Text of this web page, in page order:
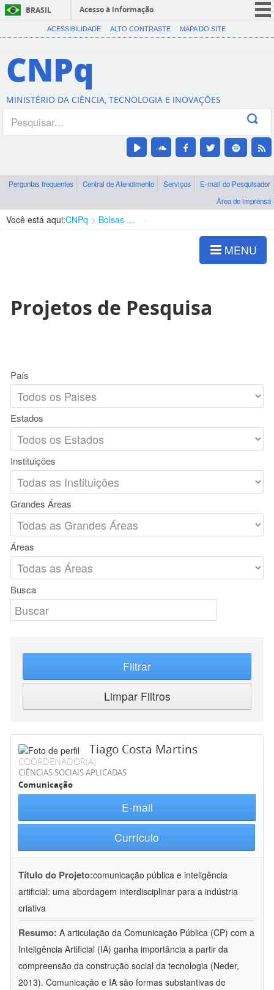
BRASIL
Acesso à informação
CORONAVÍRUS (COVID-19)
Canais
ACESSIBILIDADE ALTO CONTRASTE MAPA DO SITE
CNPq
MINISTÉRIO DA CIÊNCIA, TECNOLOGIA E INOVAÇÕES
Perguntas frequentes Central de Atendimento Serviços
E-mail do Pesquisador
Área de imprensa
Você está aqui:CNPq Bolsas e Auxílios Vigentes
MENU
Projetos de Pesquisa
País
Estados
Instituições
Grandes Áreas
Áreas
Busca
Filtrar
Limpar Filtros
Tiago Costa Martins
COORDENADOR(A)
CIÊNCIAS SOCIAIS APLICADAS
Comunicação
E-mail
Currículo
Título do Projeto:comunicação pública e inteligência
artificial: uma abordagem interdisciplinar para a indústria
criativa
Resumo: A articulação da Comunicação Pública (CP) com a
Inteligência Artificial (IA) ganha importância a partir da
compreensão da construção social da tecnologia (Neder,
2013). Comunicação e IA são formas substantivas de